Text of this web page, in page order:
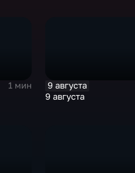
1 мин
9 августа
9 августа